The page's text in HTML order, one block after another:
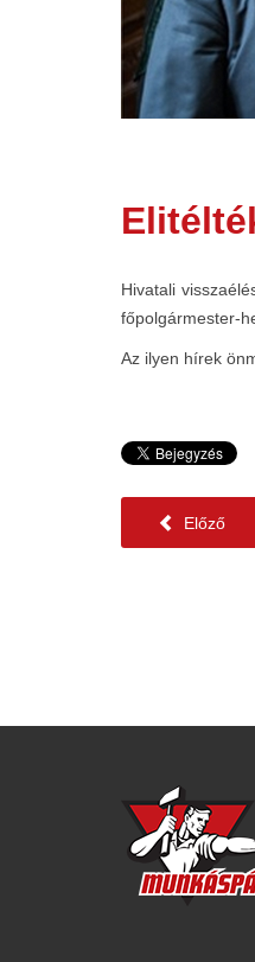
Hivatali
főpolgármester-
Az ilyen hírek
Előző